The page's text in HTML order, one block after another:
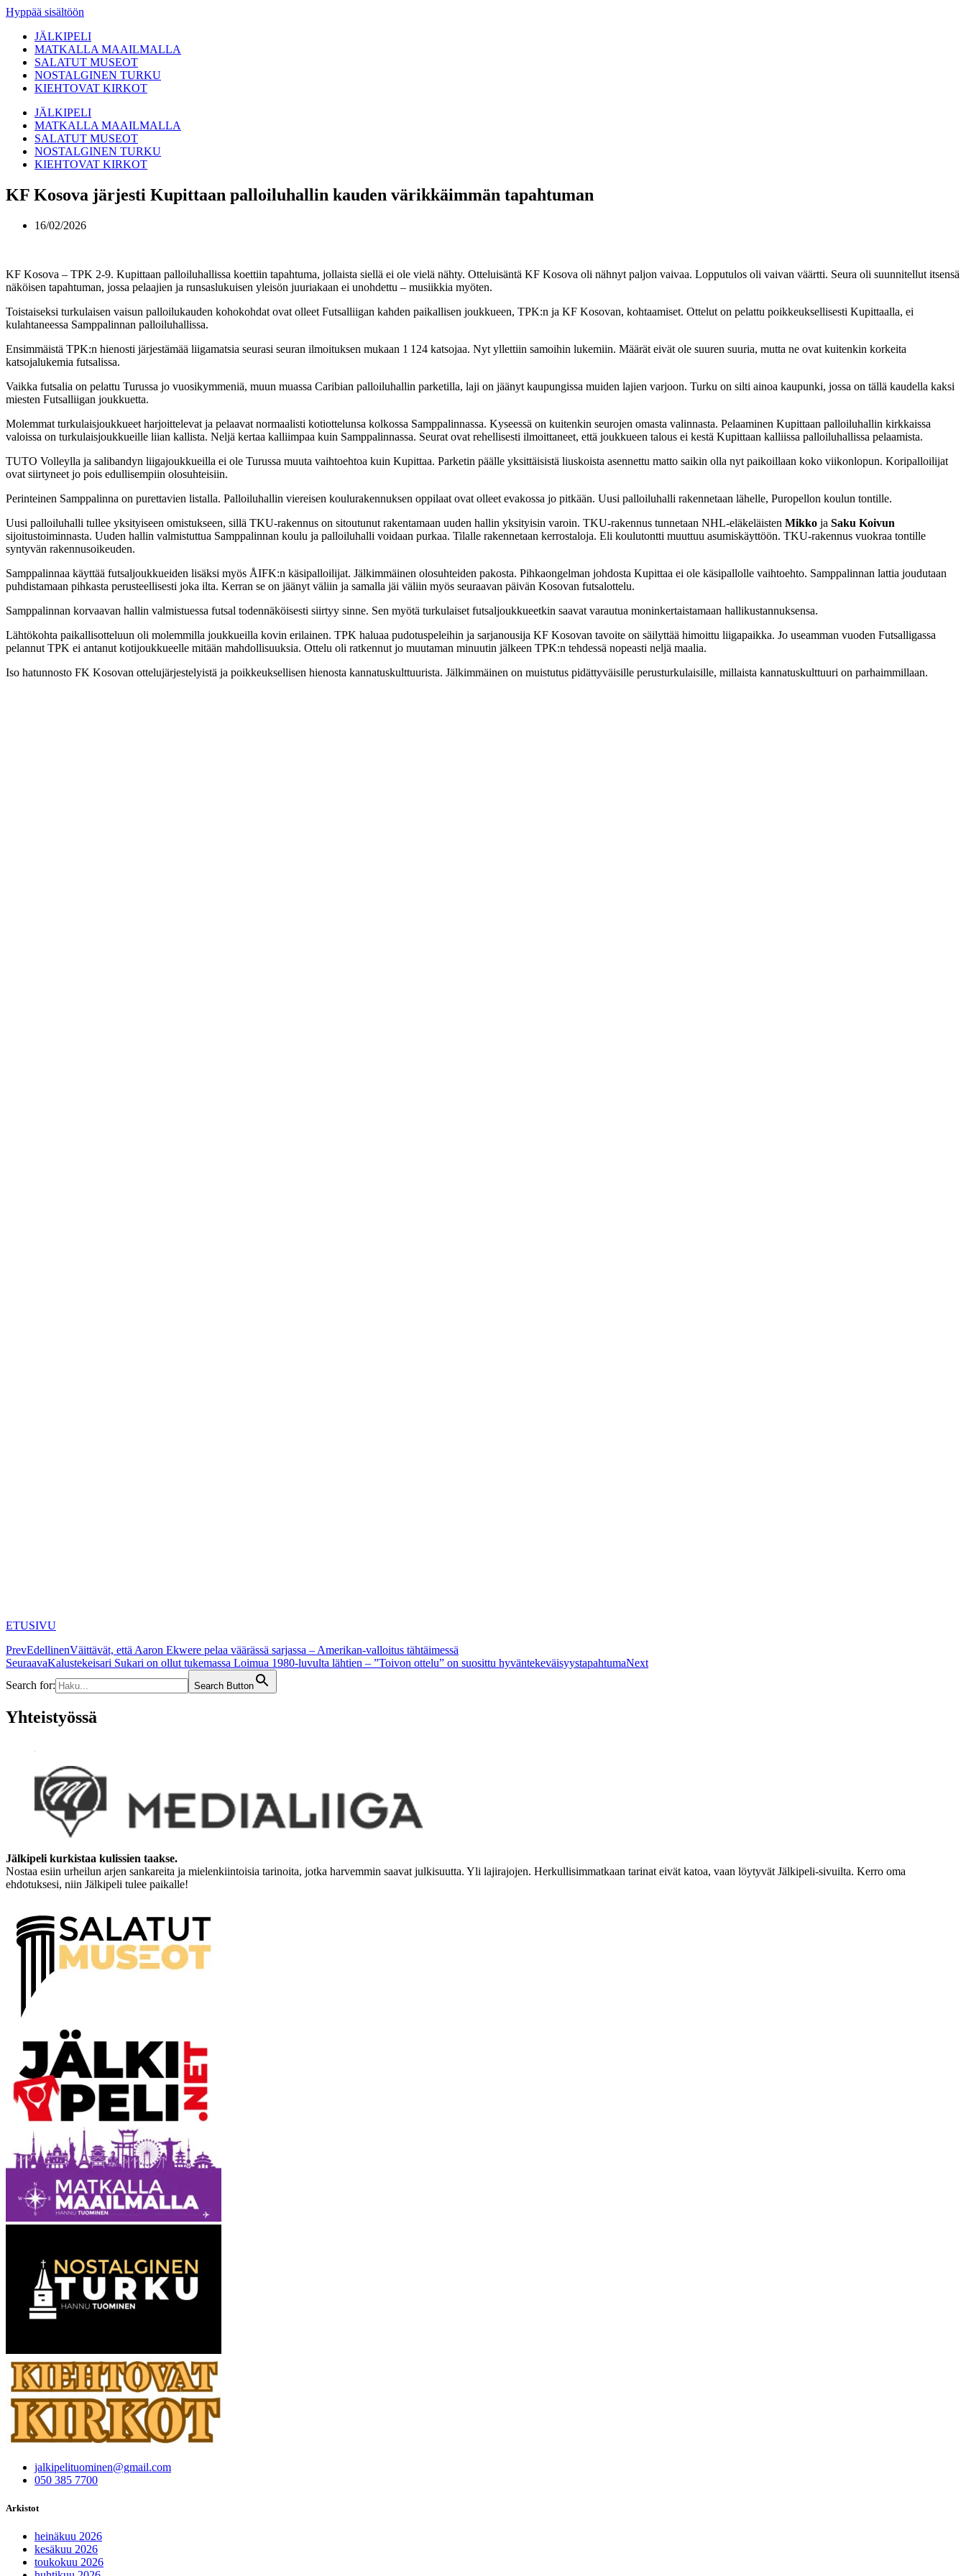
Hyppää sisältöön
JÄLKIPELI
MATKALLA MAAILMALLA
SALATUT MUSEOT
NOSTALGINEN TURKU
KIEHTOVAT KIRKOT
JÄLKIPELI
MATKALLA MAAILMALLA
SALATUT MUSEOT
NOSTALGINEN TURKU
KIEHTOVAT KIRKOT
KF Kosova järjesti Kupittaan palloiluhallin kauden värikkäimmän tapahtuman
16/02/2026
KF Kosova – TPK 2-9. Kupittaan palloiluhallissa koettiin tapahtuma, jollaista siellä ei ole vielä nähty. Otteluisäntä KF Kosova oli nähnyt paljon vaivaa. Lopputulos oli vaivan väärtti. Seura oli suunnitellut itsensä
näköisen tapahtuman, jossa pelaajien ja runsaslukuisen yleisön juuriakaan ei unohdettu – musiikkia myöten.
Toistaiseksi turkulaisen vaisun palloilukauden kohokohdat ovat olleet Futsalliigan kahden paikallisen joukkueen, TPK:n ja KF Kosovan, kohtaamiset. Ottelut on pelattu poikkeuksellisesti Kupittaalla, ei
kulahtaneessa Samppalinnan palloiluhallissa.
Ensimmäistä TPK:n hienosti järjestämää liigamatsia seurasi seuran ilmoituksen mukaan 1 124 katsojaa. Nyt yllettiin samoihin lukemiin. Määrät eivät ole suuren suuria, mutta ne ovat kuitenkin korkeita
katsojalukemia futsalissa.
Vaikka futsalia on pelattu Turussa jo vuosikymmeniä, muun muassa Caribian palloiluhallin parketilla, laji on jäänyt kaupungissa muiden lajien varjoon. Turku on silti ainoa kaupunki, jossa on tällä kaudella kaksi
miesten Futsalliigan joukkuetta.
Molemmat turkulaisjoukkueet harjoittelevat ja pelaavat normaalisti kotiottelunsa kolkossa Samppalinnassa. Kyseessä on kuitenkin seurojen omasta valinnasta. Pelaaminen Kupittaan palloiluhallin kirkkaissa
valoissa on turkulaisjoukkueille liian kallista. Neljä kertaa kalliimpaa kuin Samppalinnassa. Seurat ovat rehellisesti ilmoittaneet, että joukkueen talous ei kestä Kupittaan kalliissa palloiluhallissa pelaamista.
TUTO Volleylla ja salibandyn liigajoukkueilla ei ole Turussa muuta vaihtoehtoa kuin Kupittaa. Parketin päälle yksittäisistä liuskoista asennettu matto saikin olla nyt paikoillaan koko viikonlopun. Koripalloilijat
ovat siirtyneet jo pois edullisempiin olosuhteisiin.
Perinteinen Samppalinna on purettavien listalla. Palloiluhallin viereisen koulurakennuksen oppilaat ovat olleet evakossa jo pitkään. Uusi palloiluhalli rakennetaan lähelle, Puropellon koulun tontille.
Uusi palloiluhalli tullee yksityiseen omistukseen, sillä TKU-rakennus on sitoutunut rakentamaan uuden hallin yksityisin varoin. TKU-rakennus tunnetaan NHL-eläkeläisten Mikko ja Saku Koivun
sijoitustoiminnasta. Uuden hallin valmistuttua Samppalinnan koulu ja palloiluhalli voidaan purkaa. Tilalle rakennetaan kerrostaloja. Eli koulutontti muuttuu asumiskäyttöön. TKU-rakennus vuokraa tontille
syntyvän rakennusoikeuden.
Samppalinnaa käyttää futsaljoukkueiden lisäksi myös ÅIFK:n käsipalloilijat. Jälkimmäinen olosuhteiden pakosta. Pihkaongelman johdosta Kupittaa ei ole käsipallolle vaihtoehto. Samppalinnan lattia joudutaan
puhdistamaan pihkasta perusteellisesti joka ilta. Kerran se on jäänyt väliin ja samalla jäi väliin myös seuraavan päivän Kosovan futsalottelu.
Samppalinnan korvaavan hallin valmistuessa futsal todennäköisesti siirtyy sinne. Sen myötä turkulaiset futsaljoukkueetkin saavat varautua moninkertaistamaan hallikustannuksensa.
Lähtökohta paikallisotteluun oli molemmilla joukkueilla kovin erilainen. TPK haluaa pudotuspeleihin ja sarjanousija KF Kosovan tavoite on säilyttää himoittu liigapaikka. Jo useamman vuoden Futsalligassa
pelannut TPK ei antanut kotijoukkueelle mitään mahdollisuuksia. Ottelu oli ratkennut jo muutaman minuutin jälkeen TPK:n tehdessä nopeasti neljä maalia.
Iso hatunnosto FK Kosovan ottelujärjestelyistä ja poikkeuksellisen hienosta kannatuskulttuurista. Jälkimmäinen on muistutus pidättyväisille perusturkulaisille, millaista kannatuskulttuuri on parhaimmillaan.
ETUSIVU
PrevEdellinenVäittävät, että Aaron Ekwere pelaa väärässä sarjassa – Amerikan-valloitus tähtäimessä
SeuraavaKalustekeisari Sukari on ollut tukemassa Loimua 1980-luvulta lähtien – ”Toivon ottelu” on suosittu hyväntekeväisyystapahtumaNext
Search for:
Search Button
Yhteistyössä
Jälkipeli kurkistaa kulissien taakse.
Nostaa esiin urheilun arjen sankareita ja mielenkiintoisia tarinoita, jotka harvemmin saavat julkisuutta. Yli lajirajojen. Herkullisimmatkaan tarinat eivät katoa, vaan löytyvät Jälkipeli-sivuilta. Kerro oma
ehdotuksesi, niin Jälkipeli tulee paikalle!
jalkipelituominen@gmail.com
050 385 7700
Arkistot
heinäkuu 2026
kesäkuu 2026
toukokuu 2026